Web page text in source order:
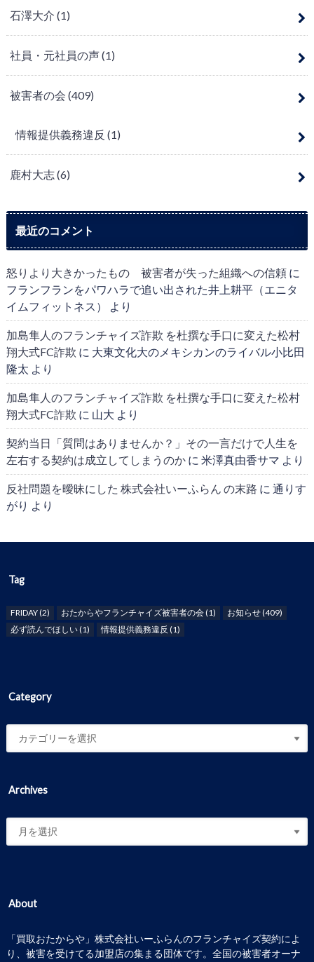
石澤大介 (1)
社員・元社員の声(1)
被害者の会 (409)
情報提供義務違反 (1)
鹿村大志(6)
最近のコメント
怒りより大きかったもの 被害者が失った組織への信頼に
フランフランをパワハラで追い出された井上耕平（エニタ
イムフィットネス）
より
加島隼人のフランチャイズ詐欺 を杜撰な手口に変えた松村
翔大式FC詐欺 に 大東文化大のメキシカンのライバル小比田
隆太 より
加島隼人のフランチャイズ詐欺 を杜撰な手口に変えた松村
翔大式FC詐欺 に 山大 より
契約当日「質問はありませんか？」その一言だけで人生を
左右する契約は成立してしまうのかに 米澤真由香サマ より
反社問題を曖昧にした 株式会社いーふらん の末路 に 通りす
がり より
Tag
FRIDAY(2) おたからやフランチャイズ被害者の会(1) お知らせ(409)
必ず読んでほしい(1) 情報提供義務違反 (1)
Category
Archives
About
「買取おたからや」株式会社いーふらんのフランチャイズ契約によ
り、被害を受けてる加盟店の集まる団体です。全国の被害者オーナ